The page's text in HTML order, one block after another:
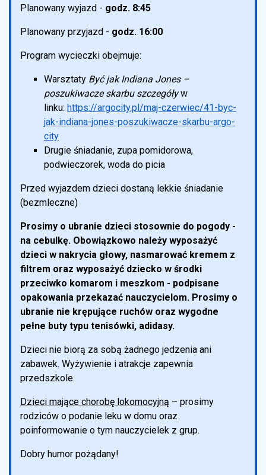
Planowany wyjazd - godz. 8:45
Planowany przyjazd - godz. 16:00
Program wycieczki obejmuje:
Warsztaty Być jak Indiana Jones –
poszukiwacze skarbu szczegóływ
linku: https://argocity.pl/maj-czerwiec/41-byc-
jak-indiana-jones-poszukiwacze-skarbu-argo-
city
Drugie śniadanie, zupa pomidorowa,
podwieczorek, woda do picia
Przed wyjazdem dzieci dostaną lekkie śniadanie
(bezmleczne)
Prosimy o ubranie dzieci stosownie do pogody -
na cebulkę. Obowiązkowo należy wyposażyć
dzieci w nakrycia głowy, nasmarować kremem z
filtrem oraz wyposażyć dziecko w środki
przeciwko komarom i meszkom - podpisane
opakowania przekazać nauczycielom. Prosimy o
ubranie nie krępujące ruchów oraz wygodne
pełne buty typu tenisówki, adidasy.
Dzieci nie biorą za sobą żadnego jedzenia ani
zabawek. Wyżywienie i atrakcje zapewnia
przedszkole.
Dzieci mające chorobę lokomocyjną – prosimy
rodziców o podanie leku w domu oraz
poinformowanie o tym nauczycielek z grup.
Dobry humor pożądany!